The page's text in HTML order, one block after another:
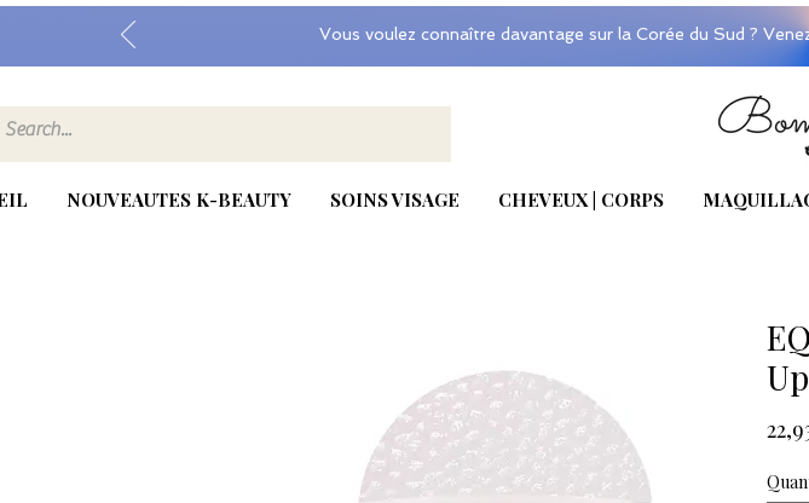
Vous voulez connaître davantage sur la Corée du Sud ?
NOUVEAUTES K-BEAUTY SOINS VISAGE CHEVEUX | CORPS